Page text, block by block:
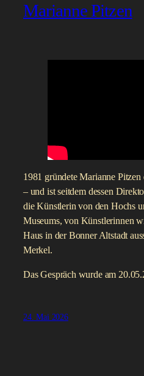
Marianne Pitzen
1981 gründete Marianne
– und ist seitdem dessen
die Künstlerin von den Hochs
Museums, von Künstlerinnen
Haus in der Bonner Altstadt
Merkel.
Das Gespräch wurde am
24. Mai 2026